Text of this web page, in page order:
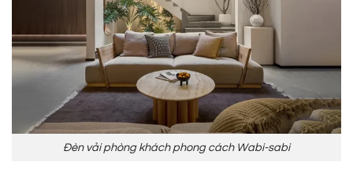
Đèn vải phòng khách phong cách Wabi-sabi